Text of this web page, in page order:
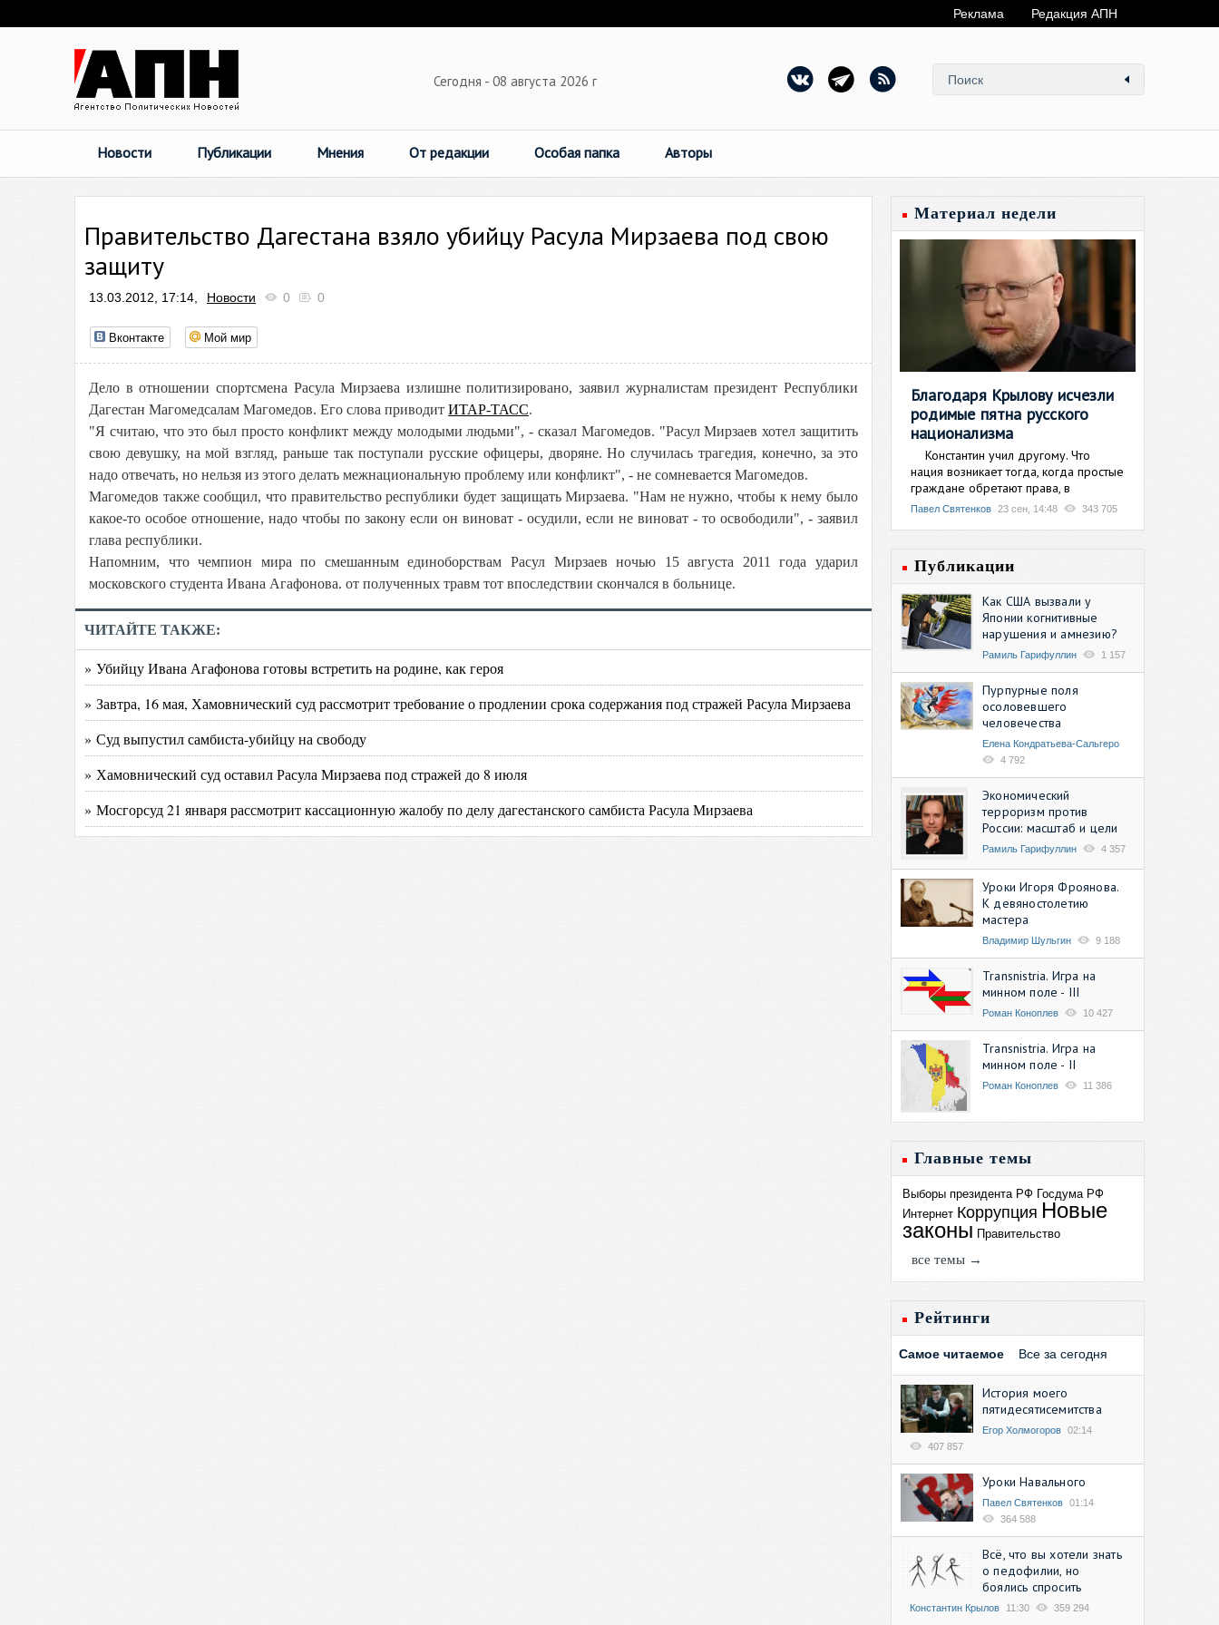
Реклама Редакция АПН
Сегодня - 08 августа 2026 г
Новости Публикации Мнения От редакции Особая папка Авторы
Правительство Дагестана взяло убийцу Расула Мирзаева под свою
защиту
13.03.2012, 17:14, Новости 0 0
Вконтакте Мой мир
Дело в отношении спортсмена Расула Мирзаева излишне политизировано, заявил журналистам президент Республики
Дагестан Магомедсалам Магомедов. Его слова приводит ИТАР-ТАСС.
"Я считаю, что это был просто конфликт между молодыми людьми", - сказал Магомедов. "Расул Мирзаев хотел защитить
свою девушку, на мой взгляд, раньше так поступали русские офицеры, дворяне. Но случилась трагедия, конечно, за это
надо отвечать, но нельзя из этого делать межнациональную проблему или конфликт", - не сомневается Магомедов.
Магомедов также сообщил, что правительство республики будет защищать Мирзаева. "Нам не нужно, чтобы к нему было
какое-то особое отношение, надо чтобы по закону если он виноват - осудили, если не виноват - то освободили", - заявил
глава республики.
Напомним, что чемпион мира по смешанным единоборствам Расул Мирзаев ночью 15 августа 2011 года ударил
московского студента Ивана Агафонова. от полученных травм тот впоследствии скончался в больнице.
ЧИТАЙТЕ ТАКЖЕ:
» Убийцу Ивана Агафонова готовы встретить на родине, как героя
» Завтра, 16 мая, Хамовнический суд рассмотрит требование о продлении срока содержания под стражей Расула Мирзаева
» Суд выпустил самбиста-убийцу на свободу
» Хамовнический суд оставил Расула Мирзаева под стражей до 8 июля
» Мосгорсуд 21 января рассмотрит кассационную жалобу по делу дагестанского самбиста Расула Мирзаева
Материал недели
Благодаря Крылову исчезли
родимые пятна русского
национализма
Константин учил другому. Что
нация возникает тогда, когда простые
граждане обретают права, в
Павел Святенков 23 сен, 14:48 343 705
Публикации
Как США вызвали у
Японии когнитивные
нарушения и амнезию?
Рамиль Гарифуллин 1 157
Пурпурные поля
осоловевшего
человечества
Елена Кондратьева-Сальгеро
4 792
Экономический
терроризм против
России: масштаб и цели
Рамиль Гарифуллин 4 357
Уроки Игоря Фроянова.
К девяностолетию
мастера
Владимир Шульгин 9 188
Transnistria. Игра на
минном поле - III
Роман Коноплев 10 427
Transnistria. Игра на
минном поле - II
Роман Коноплев 11 386
Главные темы
Выборы президента РФ Госдума РФ
Интернет Коррупция Новые
законы Правительство
все темы →
Рейтинги
Самое читаемое Все за сегодня
История моего
пятидесятисемитства
Егор Холмогоров 02:14
407 857
Уроки Навального
Павел Святенков 01:14
364 588
Всё, что вы хотели знать
о педофилии, но
боялись спросить
Константин Крылов 11:30 359 294